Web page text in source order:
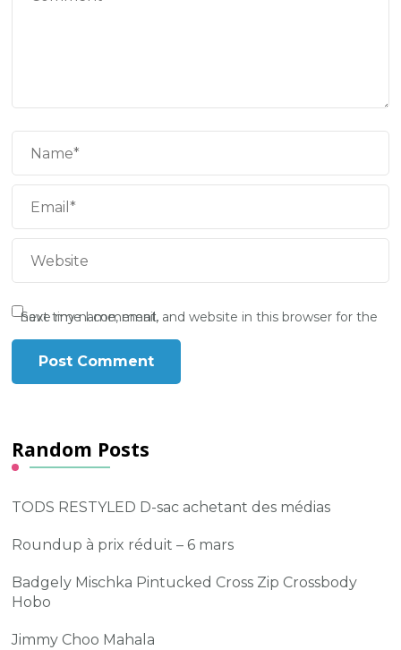
Save my name, email, and website in this browser for the next time I comment.
Random Posts
TODS RESTYLED D-sac achetant des médias
Roundup à prix réduit – 6 mars
Badgely Mischka Pintucked Cross Zip Crossbody
Hobo
Jimmy Choo Mahala